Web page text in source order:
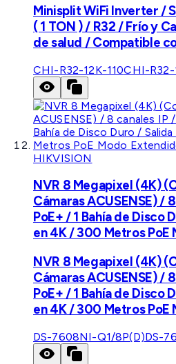
Minisplit WiFi Inverter /
( 1 TON ) / R32 / Frío y
de salud / Compatible
CHI-R32-12K-110CHI-R32-
HIKVISION
NVR 8 Megapixel (4K)
Cámaras ACUSENSE) /
PoE+ / 1 Bahía de Disco
en 4K / 300 Metros PoE
NVR 8 Megapixel (4K)
Cámaras ACUSENSE) /
PoE+ / 1 Bahía de Disco
en 4K / 300 Metros PoE
DS-7608NI-Q1/8P(D)DS-